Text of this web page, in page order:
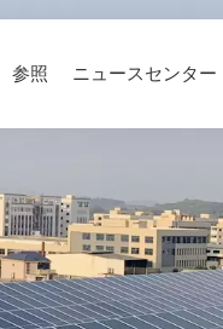
参照 ニュースセンター